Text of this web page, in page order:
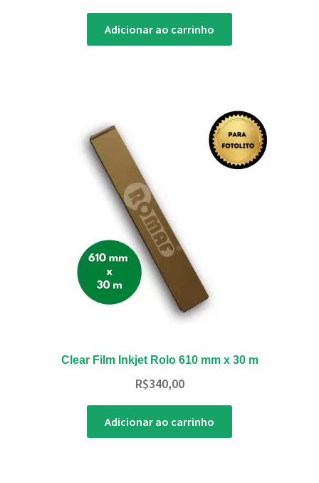
Adicionar ao carrinho
Clear Film Inkjet Rolo 610 mm x 30 m
R$340,00
Adicionar ao carrinho